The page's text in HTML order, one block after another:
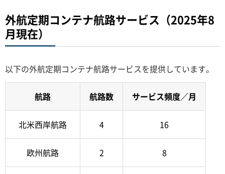
外航定期コンテナ航路サービス（2025年8
月現在）
以下の外航定期コンテナ航路サービスを提供しています。
航路 航路数 サービス頻度／月
北米西岸航路 4 16
欧州航路 2 8